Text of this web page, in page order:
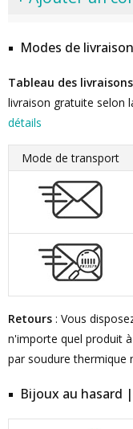
Modes de
Tableau des livraisons
livraison gratuite selon
détails
Mode de transport
Retours : Vous
n'importe quel produit
par soudure thermique
Bijoux au hasard |